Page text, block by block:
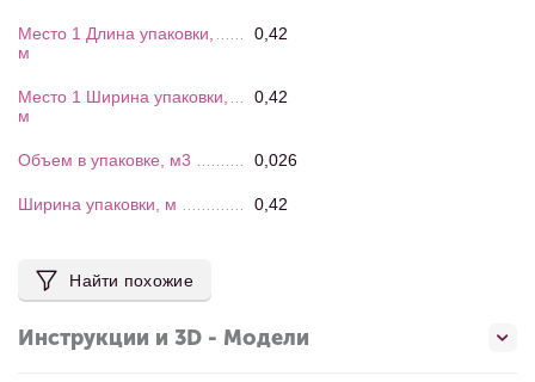
Место 1 Длина упаковки,
м
0,42
Место 1 Ширина упаковки,
м
0,42
Объем в упаковке, м3 0,026
Ширина упаковки, м 0,42
Найти похожие
Инструкции и 3D - Модели